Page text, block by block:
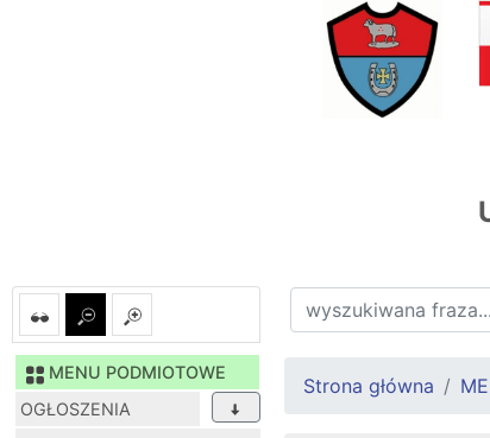
MENU PODMIOTOWE
OGŁOSZENIA
Strona główna